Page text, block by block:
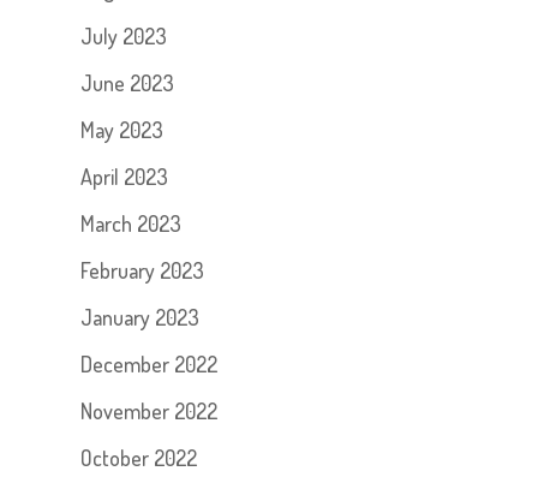
July 2023
June 2023
May 2023
April 2023
March 2023
February 2023
January 2023
December 2022
November 2022
October 2022